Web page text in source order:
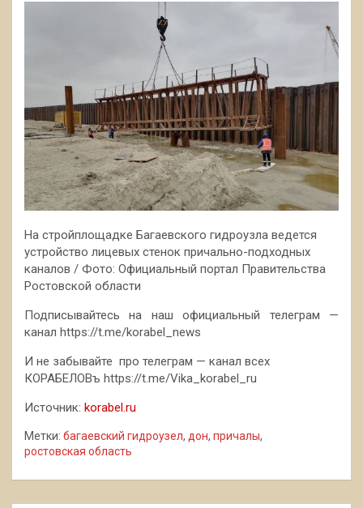
На стройплощадке Багаевского гидроузла ведется
устройство лицевых стенок причально-подходных
каналов / Фото: Официальный портал Правительства
Ростовской области
Подписывайтесь на наш официальный телеграм —
канал https://t.me/korabel_news
И не забывайте про телеграм — канал всех
КОРАБЕЛОВъ https://t.me/Vika_korabel_ru
Источник: korabel.ru
Метки: багаевский гидроузел, дон, причалы,
ростовская область